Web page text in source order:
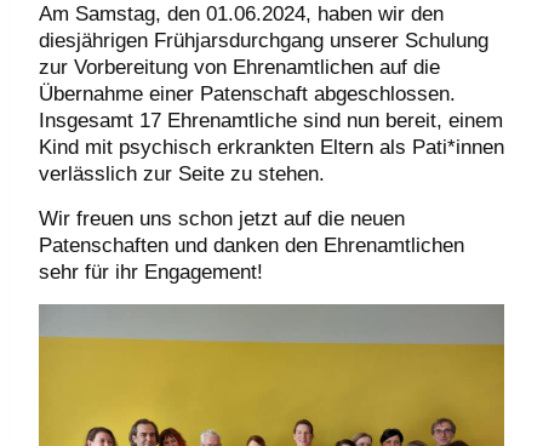
Am Samstag, den 01.06.2024, haben wir den
diesjährigen Frühjarsdurchgang unserer Schulung
zur Vorbereitung von Ehrenamtlichen auf die
Übernahme einer Patenschaft abgeschlossen.
Insgesamt 17 Ehrenamtliche sind nun bereit, einem
Kind mit psychisch erkrankten Eltern als Pati*innen
verlässlich zur Seite zu stehen.
Wir freuen uns schon jetzt auf die neuen
Patenschaften und danken den Ehrenamtlichen
sehr für ihr Engagement!